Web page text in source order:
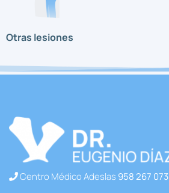
Otras lesiones
Centro Médico Adeslas 958 267 073